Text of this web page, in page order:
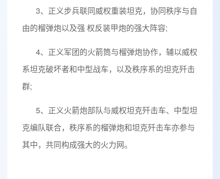
3、正义步兵联同威权重装坦克，协同秩序与自
由的榴弹炮以及强 权反装甲炮的强大阵容;
4、正义军团的火箭筒与榴弹炮协作，辅以威权
系坦克破坏者和中型战车，以及秩序系的坦克歼击
群;
5、正义火箭炮部队与威权坦克歼击车、中型坦
克编队联合，秩序系的榴弹炮和坦克歼击车亦参与
其中，共同构成强大的火力网。